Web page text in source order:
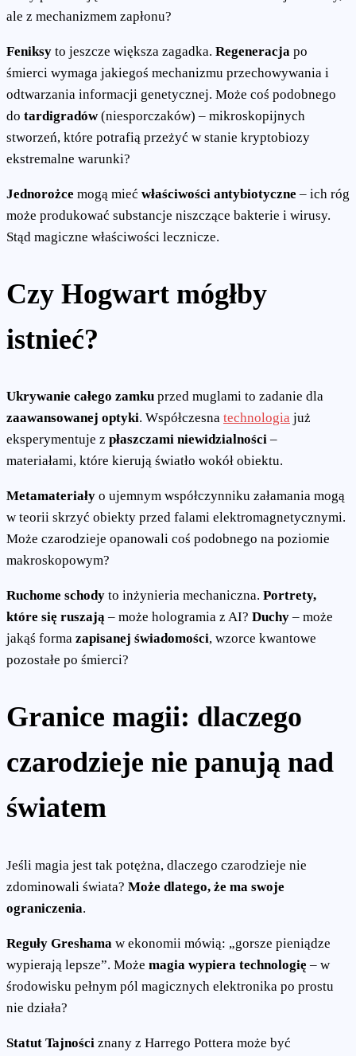
ale z mechanizmem zapłonu?
Feniksy to jeszcze większa zagadka. Regeneracja po
śmierci wymaga jakiegoś mechanizmu przechowywania i
odtwarzania informacji genetycznej. Może coś podobnego
do tardigradów(niesporczaków) – mikroskopijnych
stworzeń, które potrafią przeżyć w stanie kryptobiozy
ekstremalne warunki?
Jednorożce mogą mieć właściwości antybiotyczne – ich róg
może produkować substancje niszczące bakterie i wirusy.
Stąd magiczne właściwości lecznicze.
Czy Hogwart mógłby
istnieć?
Ukrywanie całego zamku przed muglami to zadanie dla
zaawansowanej optyki. Współczesna technologia już
eksperymentuje z płaszczami niewidzialności –
materiałami, które kierują światło wokół obiektu.
Metamateriały o ujemnym współczynniku załamania mogą
w teorii skrzyć obiekty przed falami elektromagnetycznymi.
Może czarodzieje opanowali coś podobnego na poziomie
makroskopowym?
Ruchome schody to inżynieria mechaniczna. Portrety,
które się ruszają – może hologramia z AI? Duchy – może
jakąś forma zapisanej świadomości, wzorce kwantowe
pozostałe po śmierci?
Granice magii: dlaczego
czarodzieje nie panują nad
światem
Jeśli magia jest tak potężna, dlaczego czarodzieje nie
zdominowali świata? Może dlatego, że ma swoje
ograniczenia.
Reguły Greshama w ekonomii mówią: „gorsze pieniądze
wypierają lepsze”. Może magia wypiera technologię – w
środowisku pełnym pól magicznych elektronika po prostu
nie działa?
Statut Tajności znany z Harrego Pottera może być